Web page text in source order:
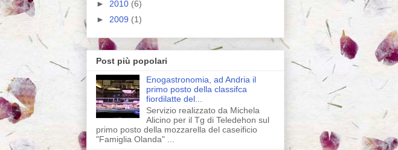
► 2010 (6)
► 2009 (1)
Post più popolari
Enogastronomia, ad Andria il
primo posto della classifca
fiordilatte del...
Servizio realizzato da Michela
Alicino per il Tg di Teledehon sul
primo posto della mozzarella del caseificio
"Famiglia Olanda" ...